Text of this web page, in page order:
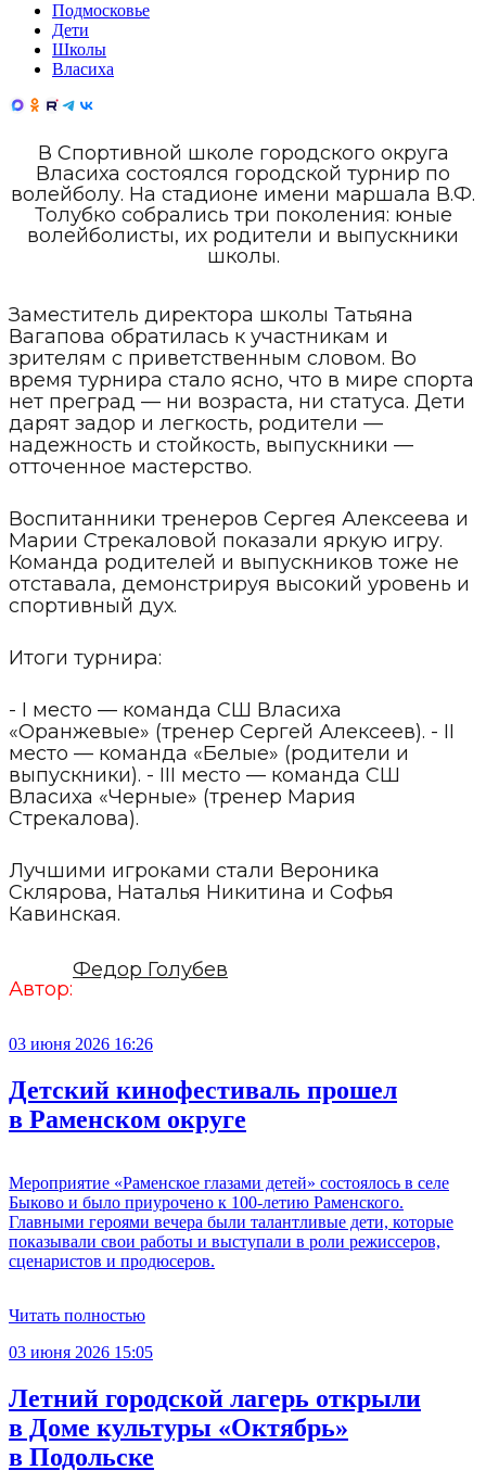
Подмосковье
Дети
Школы
Власиха
В Спортивной школе городского округа
Власиха состоялся городской турнир по
волейболу. На стадионе имени маршала В.Ф.
Толубко собрались три поколения: юные
волейболисты, их родители и выпускники
школы.
Заместитель директора школы Татьяна
Вагапова обратилась к участникам и
зрителям с приветственным словом. Во
время турнира стало ясно, что в мире спорта
нет преград — ни возраста, ни статуса. Дети
дарят задор и легкость, родители —
надежность и стойкость, выпускники —
отточенное мастерство.
Воспитанники тренеров Сергея Алексеева и
Марии Стрекаловой показали яркую игру.
Команда родителей и выпускников тоже не
отставала, демонстрируя высокий уровень и
спортивный дух.
Итоги турнира:
- I место — команда СШ Власиха
«Оранжевые» (тренер Сергей Алексеев). - II
место — команда «Белые» (родители и
выпускники). - III место — команда СШ
Власиха «Черные» (тренер Мария
Стрекалова).
Лучшими игроками стали Вероника
Склярова, Наталья Никитина и Софья
Кавинская.
Автор:
Федор Голубев
03 июня 2026 16:26
Детский кинофестиваль прошел
в Раменском округе
Мероприятие «Раменское глазами детей» состоялось в селе
Быково и было приурочено к 100-летию Раменского.
Главными героями вечера были талантливые дети, которые
показывали свои работы и выступали в роли режиссеров,
сценаристов и продюсеров.
Читать полностью
03 июня 2026 15:05
Летний городской лагерь открыли
в Доме культуры «Октябрь»
в Подольске